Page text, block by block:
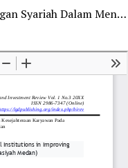
Peran Lembaga Keuangan Syariah Dalam Meningkatkan Kesejahteraan Karyawan Pada PT. BPRS Al-Wasiyah Medan